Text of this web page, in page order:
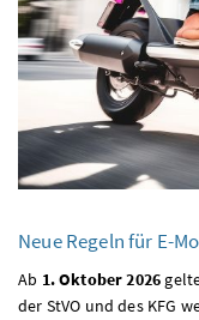
Neue Regeln für E-
Ab 1. Oktober 2026
der StVO und des KFG